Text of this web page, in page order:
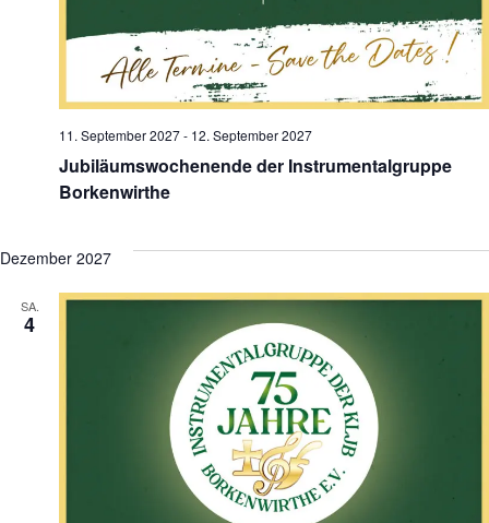
Jubiläumswochenende der Instrumentalgruppe
Borkenwirthe
11. September 2027- 12. September 2027
Dezember 2027
SA.
4